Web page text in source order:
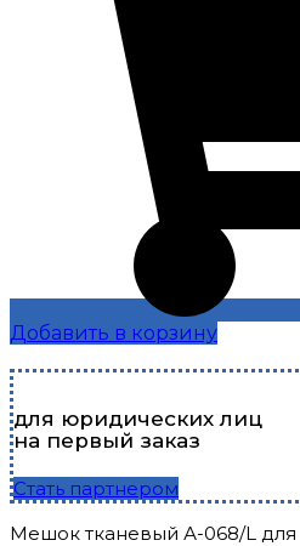
Добавить в корзину
для юридических лиц
на первый заказ
Стать партнером
Мешок тканевый А-068/L для